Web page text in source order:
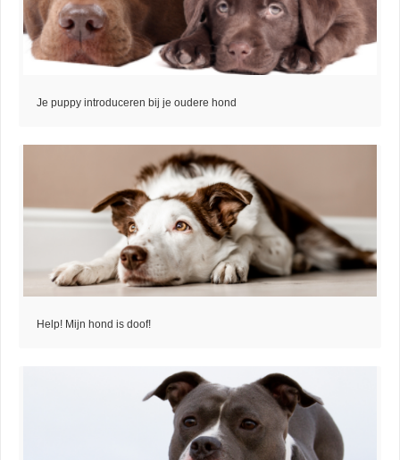
Je puppy introduceren bij je oudere hond
Help! Mijn hond is doof!